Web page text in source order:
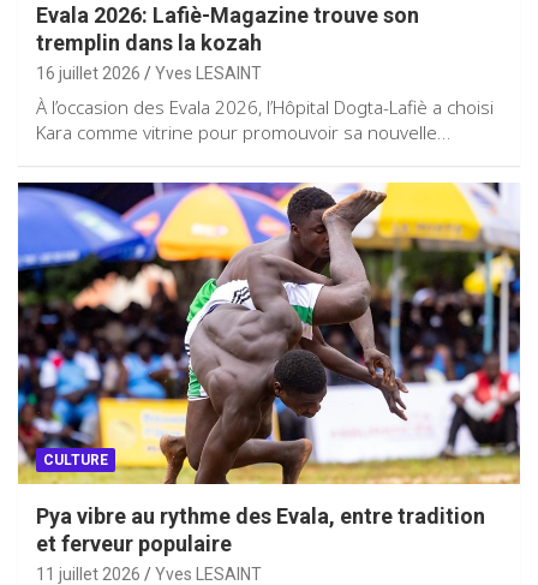
Evala 2026: Lafiè-Magazine trouve son
tremplin dans la kozah
16 juillet 2026 Yves LESAINT
À l’occasion des Evala 2026, l’Hôpital Dogta-Lafiè a choisi
Kara comme vitrine pour promouvoir sa nouvelle…
CULTURE
Pya vibre au rythme des Evala, entre tradition
et ferveur populaire
11 juillet 2026 Yves LESAINT